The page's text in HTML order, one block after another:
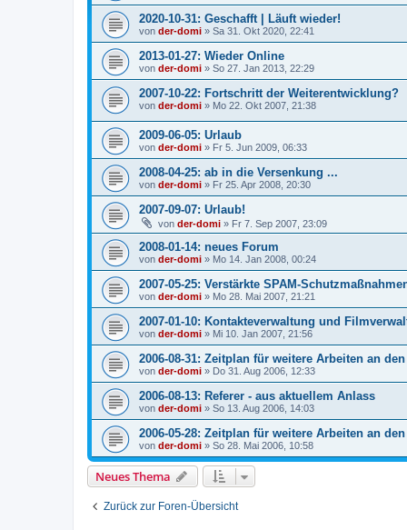
2020-10-31: Geschafft | Läuft wieder!
von der-domi » Sa 31. Okt 2020, 22:41
2013-01-27: Wieder Online
von der-domi » So 27. Jan 2013, 22:29
2007-10-22: Fortschritt der Weiterentwicklung?
von der-domi » Mo 22. Okt 2007, 21:38
2009-06-05: Urlaub
von der-domi » Fr 5. Jun 2009, 06:33
2008-04-25: ab in die Versenkung ...
von der-domi » Fr 25. Apr 2008, 20:30
2007-09-07: Urlaub!
von der-domi » Fr 7. Sep 2007, 23:09
2008-01-14: neues Forum
von der-domi » Mo 14. Jan 2008, 00:24
2007-05-25: Verstärkte SPAM-
von der-domi » Mo 28. Mai 2007, 21:21
2007-01-10: Kontakteverwaltung und
von der-domi » Mi 10. Jan 2007, 21:56
2006-08-31: Zeitplan für weitere Arbeiten an
von der-domi » Do 31. Aug 2006, 12:33
2006-08-13: Referer - aus aktuellem Anlass
von der-domi » So 13. Aug 2006, 14:03
2006-05-28: Zeitplan für weitere Arbeiten an
von der-domi » So 28. Mai 2006, 10:58
Neues Thema
Zurück zur Foren-Übersicht